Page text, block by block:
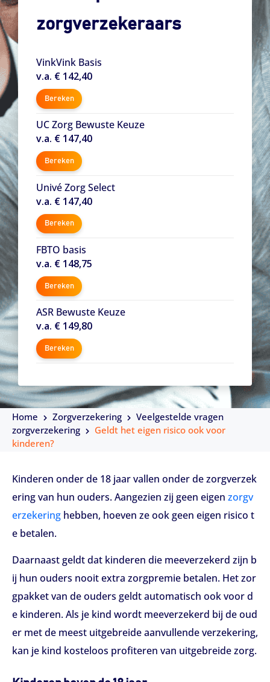
zorgverzekeraars
VinkVink Basis
v.a. € 142,40
Bereken
UC Zorg Bewuste Keuze
v.a. € 147,40
Bereken
Univé Zorg Select
v.a. € 147,40
Bereken
FBTO basis
v.a. € 148,75
Bereken
ASR Bewuste Keuze
v.a. € 149,80
Bereken
Home Zorgverzekering
Veelgestelde vragen
zorgverzekering
Geldt het eigen risico ook voor
kinderen?
Kinderen onder de 18 jaar vallen onder de zorgverzek
ering van hun ouders. Aangezien zij geen eigen zorgv
erzekering hebben, hoeven ze ook geen eigen risico t
e betalen.
Daarnaast geldt dat kinderen die meeverzekerd zijn b
ij hun ouders nooit extra zorgpremie betalen. Het zor
gpakket van de ouders geldt automatisch ook voor d
e kinderen. Als je kind wordt meeverzekerd bij de oud
er met de meest uitgebreide aanvullende verzekering,
kan je kind kosteloos profiteren van uitgebreide zorg.